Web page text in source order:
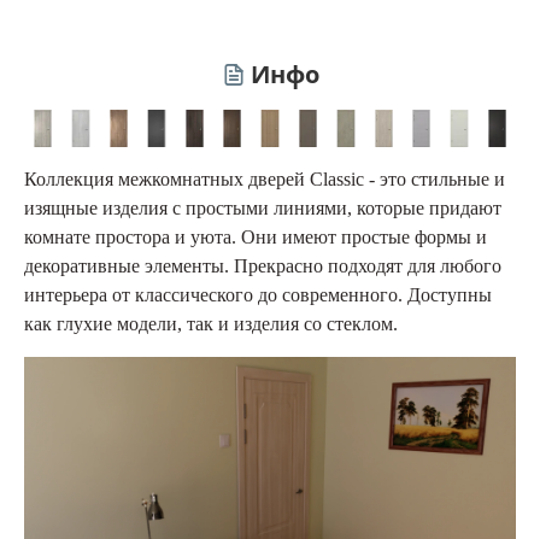
Инфо
Коллекция межкомнатных дверей Classic - это стильные и
изящные изделия с простыми линиями, которые придают
комнате простора и уюта. Они имеют простые формы и
декоративные элементы. Прекрасно подходят для любого
интерьера от классического до современного. Доступны
как глухие модели, так и изделия со стеклом.